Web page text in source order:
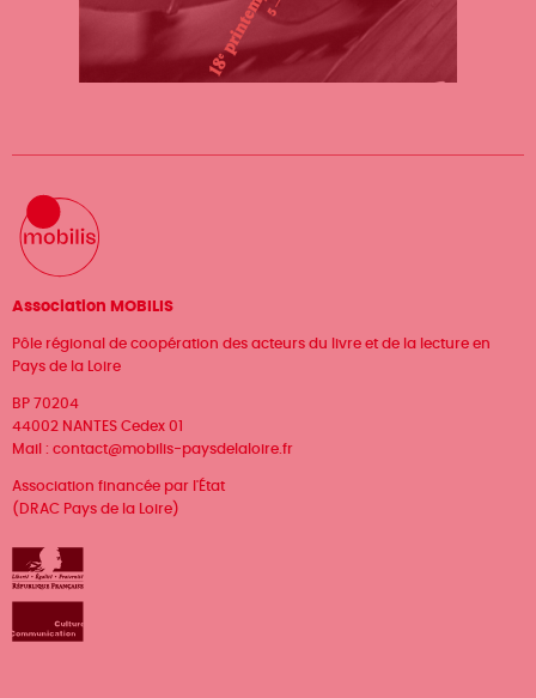
Association MOBILIS
Pôle régional de coopération des acteurs du livre et de la lecture en
Pays de la Loire
BP 70204
44002 NANTES Cedex 01
Mail : contact@mobilis-paysdelaloire.fr
Association financée par l'État
(DRAC Pays de la Loire)